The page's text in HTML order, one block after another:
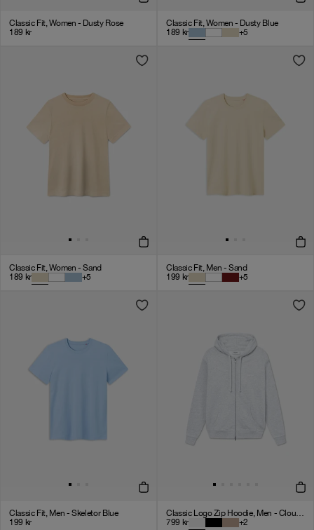
Classic Fit, Women - Dusty Rose
189 kr
Classic Fit, Women - Dusty Blue
189 kr +5
Classic Fit, Women - Sand
189 kr +5
Classic Fit, Men - Sand
199 kr +5
Classic Fit, Men - Skeletor Blue
199 kr
799 kr +2